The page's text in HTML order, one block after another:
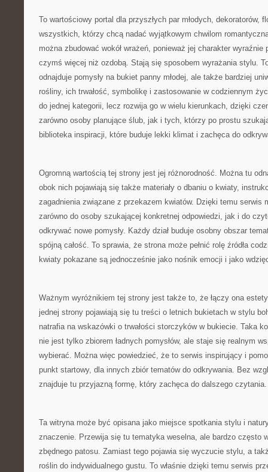
To wartościowy portal dla przyszłych par młodych, dekoratorów,
wszystkich, którzy chcą nadać wyjątkowym chwilom
można zbudować wokół wrażeń, ponieważ jej charakter
czymś więcej niż ozdobą. Stają się sposobem wyrażania stylu.
odnajduje pomysły na bukiet panny młodej, ale także bardziej
rośliny, ich trwałość, symbolikę i zastosowanie w codziennym
do jednej kategorii, lecz rozwija go w wielu kierunkach, dzięki
zarówno osoby planujące ślub, jak i tych, którzy po prostu
biblioteka inspiracji, które buduje lekki klimat i zachęca do
Ogromną wartością tej strony jest jej różnorodność. Można tu
obok nich pojawiają się także materiały o dbaniu o kwiaty,
zagadnienia związane z przekazem kwiatów. Dzięki temu serwis
zarówno do osoby szukającej konkretnej odpowiedzi, jak i do
odkrywać nowe pomysły. Każdy dział buduje osobny obszar
spójną całość. To sprawia, że strona może pełnić rolę źródła
kwiaty pokazane są jednocześnie jako nośnik emocji i jako
Ważnym wyróżnikiem tej strony jest także to, że łączy ona
jednej strony pojawiają się tu treści o letnich bukietach w stylu
natrafia na wskazówki o trwałości storczyków w bukiecie. Taka
nie jest tylko zbiorem ładnych pomysłów, ale staje się realnym
wybierać. Można więc powiedzieć, że to serwis inspirujący i
punkt startowy, dla innych zbiór tematów do odkrywania. Bez
znajduje tu przyjazną formę, który zachęca do dalszego
Ta witryna może być opisana jako miejsce spotkania stylu i
znaczenie. Przewija się tu tematyka weselna, ale bardzo często
zbędnego patosu. Zamiast tego pojawia się wyczucie stylu, a
roślin do indywidualnego gustu. To właśnie dzięki temu serwis